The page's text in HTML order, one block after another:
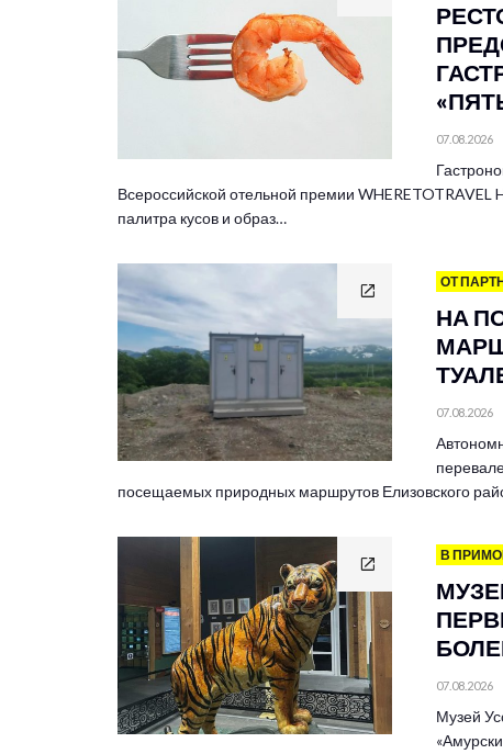
07.08.2026
Всероссийской отельной премии WHERETOTRAVEL
палитра кусов и образ…
ОТ
НА
07.08.2026
посещаемых природных маршрутов Елизовского
В
07.08.2026
Музей